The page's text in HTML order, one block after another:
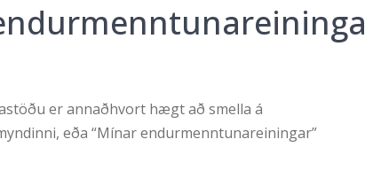
er annaðhvort hægt að smella á
eða “Mínar endurmenntunareiningar”